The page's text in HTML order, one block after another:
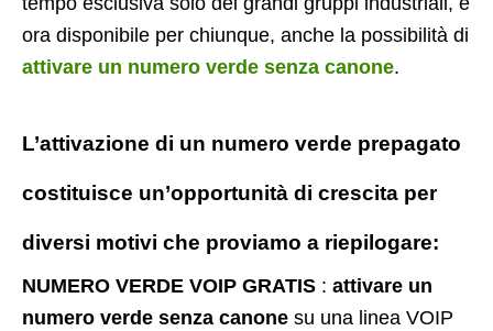
ora disponibile per chiunque, anche la possibilità di
attivare un numero verde senza canone.
L’attivazione di un numero verde prepagato
costituisce un’opportunità di crescita per
diversi motivi che proviamo a riepilogare:
NUMERO VERDE VOIP GRATIS : attivare un
numero verde senza canone su una linea VOIP